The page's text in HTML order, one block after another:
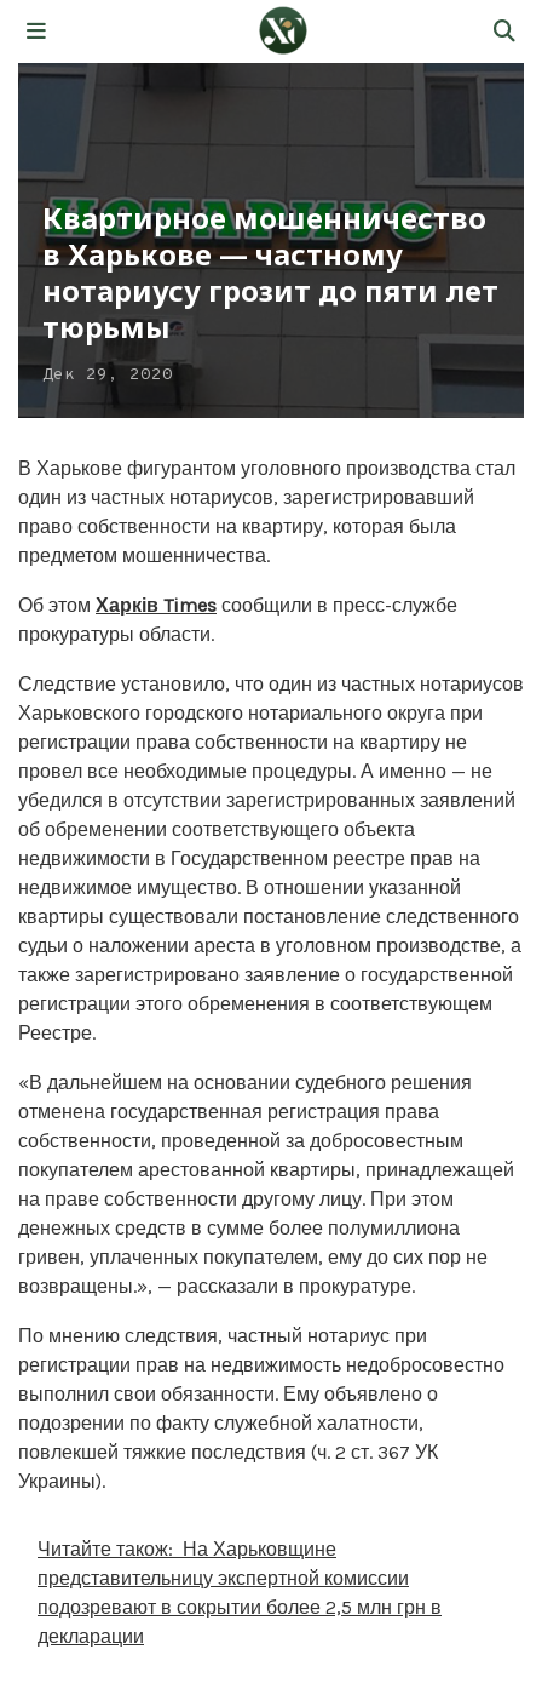
Квартирное мошенничество
в Харькове — частному
нотариусу грозит до пяти лет
тюрьмы
Дек 29, 2020
В Харькове фигурантом уголовного производства стал
один из частных нотариусов, зарегистрировавший
право собственности на квартиру, которая была
предметом мошенничества.
Об этом Харків Times сообщили в пресс-службе
прокуратуры области.
Следствие установило, что один из частных нотариусов
Харьковского городского нотариального округа при
регистрации права собственности на квартиру не
провел все необходимые процедуры. А именно — не
убедился в отсутствии зарегистрированных заявлений
об обременении соответствующего объекта
недвижимости в Государственном реестре прав на
недвижимое имущество. В отношении указанной
квартиры существовали постановление следственного
судьи о наложении ареста в уголовном производстве, а
также зарегистрировано заявление о государственной
регистрации этого обременения в соответствующем
Реестре.
«В дальнейшем на основании судебного решения
отменена государственная регистрация права
собственности, проведенной за добросовестным
покупателем арестованной квартиры, принадлежащей
на праве собственности другому лицу. При этом
денежных средств в сумме более полумиллиона
гривен, уплаченных покупателем, ему до сих пор не
возвращены.», — рассказали в прокуратуре.
По мнению следствия, частный нотариус при
регистрации прав на недвижимость недобросовестно
выполнил свои обязанности. Ему объявлено о
подозрении по факту служебной халатности,
повлекшей тяжкие последствия (ч. 2 ст. 367 УК
Украины).
Читайте також: На Харьковщине
представительницу экспертной комиссии
подозревают в сокрытии более 2,5 млн грн в
декларации